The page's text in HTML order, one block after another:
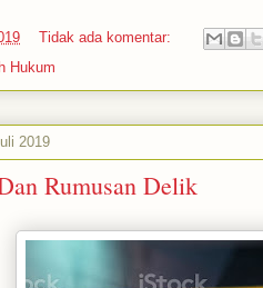
Tidak ada komentar:
Hukum
2019
Rumusan Delik